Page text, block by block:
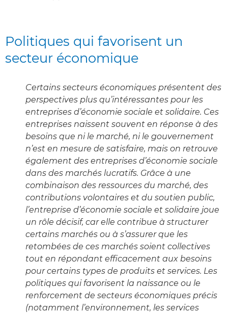
Politiques qui favorisent un
secteur économique
Certains secteurs économiques présentent des
perspectives plus qu’intéressantes pour les
entreprises d’économie sociale et solidaire. Ces
entreprises naissent souvent en réponse à des
besoins que ni le marché, ni le gouvernement
n’est en mesure de satisfaire, mais on retrouve
également des entreprises d’économie sociale
dans des marchés lucratifs. Grâce à une
combinaison des ressources du marché, des
contributions volontaires et du soutien public,
l’entreprise d’économie sociale et solidaire joue
un rôle décisif, car elle contribue à structurer
certains marchés ou à s’assurer que les
retombées de ces marchés soient collectives
tout en répondant efficacement aux besoins
pour certains types de produits et services. Les
politiques qui favorisent la naissance ou le
renforcement de secteurs économiques précis
(notamment l’environnement, les services